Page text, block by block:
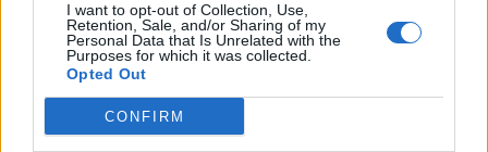
I want to opt-out of Collection, Use,
Retention, Sale, and/or Sharing of my
Personal Data that Is Unrelated with the
Purposes for which it was collected.
Opted Out
CONFIRM